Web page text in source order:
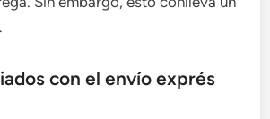
con el envío exprés